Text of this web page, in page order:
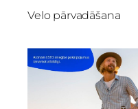
Velo pārvadāšana